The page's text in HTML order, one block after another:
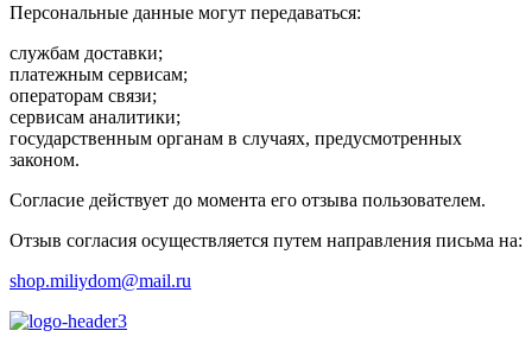
Персональные данные могут передаваться:
службам доставки;
платежным сервисам;
операторам связи;
сервисам аналитики;
государственным органам в случаях, предусмотренных
законом.
Согласие действует до момента его отзыва пользователем.
Отзыв согласия осуществляется путем направления письма на:
shop.miliydom@mail.ru